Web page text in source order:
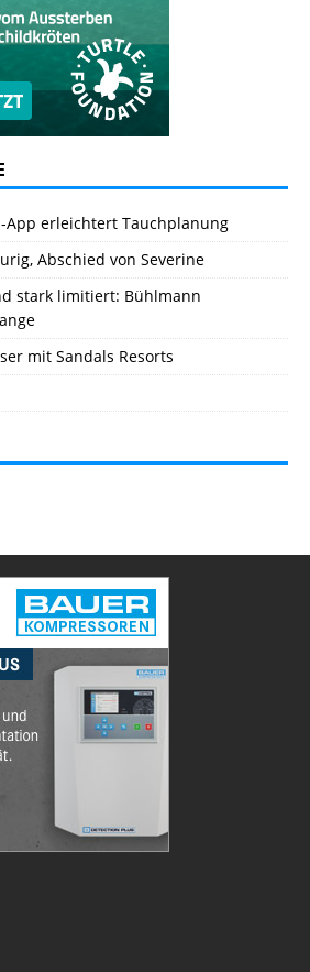
App erleichtert Tauchplanung
Abschied von Severine
stark limitiert: Bühlmann
mit Sandals Resorts